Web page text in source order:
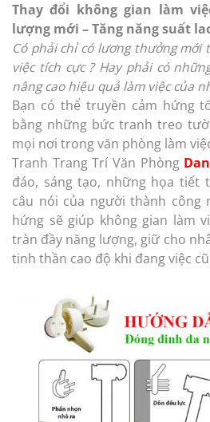
Thay đổi không gian làm
lượng mới – Tăng năng suất
Có phải chỉ có lương thưởng
việc tích cực ? Hay phải có
nâng cao hiệu quả làm việc của
Bạn có thể truyền cảm hứng
bằng những bức tranh treo
mọi nơi trong văn phòng làm
Tranh Trang Trí Văn Phòng
đáo, sáng tạo, những họa tiết
câu nói của người thành công
hứng sẽ giúp không gian làm
tràn đầy năng lượng, giữ cho
tinh thần cao độ khi đang việc